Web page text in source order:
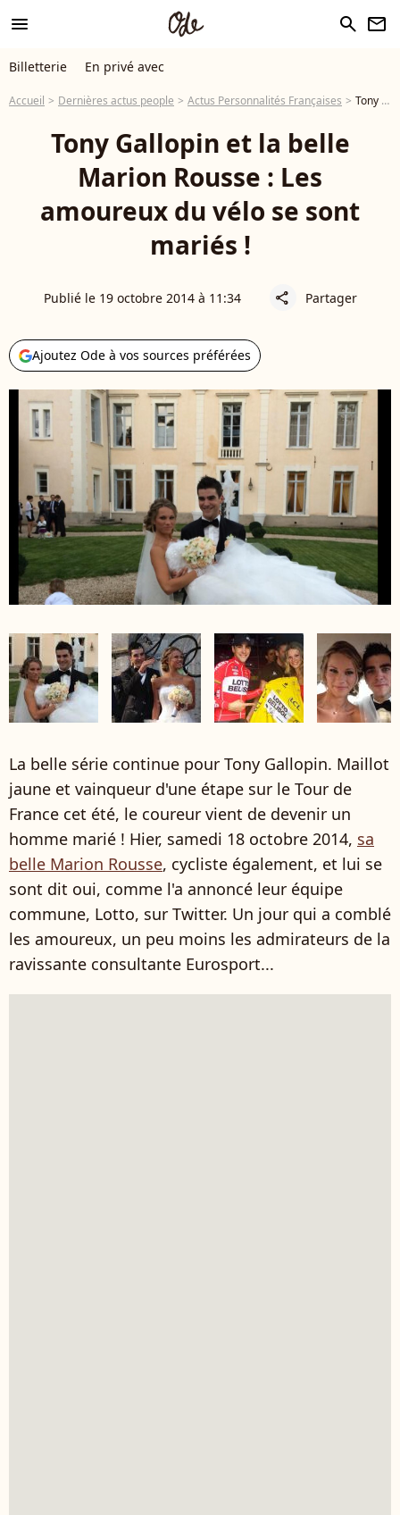
menu search newsletter
Billetterie En privé avec
Accueil Dernières actus people Actus Personnalités Françaises Tony Gallopin et la belle Marion Rousse : Les amoureux du vélo se sont mariés !
Tony Gallopin et la belle
Marion Rousse : Les
amoureux du vélo se sont
mariés !
Publié le 19 octobre 2014 à 11:34 share Partager
Ajoutez Ode à vos sources préférées
La belle série continue pour Tony Gallopin. Maillot
jaune et vainqueur d'une étape sur le Tour de
France cet été, le coureur vient de devenir un
homme marié ! Hier, samedi 18 octobre 2014, sa
belle Marion Rousse, cycliste également, et lui se
sont dit oui, comme l'a annoncé leur équipe
commune, Lotto, sur Twitter. Un jour qui a comblé
les amoureux, un peu moins les admirateurs de la
ravissante consultante Eurosport...